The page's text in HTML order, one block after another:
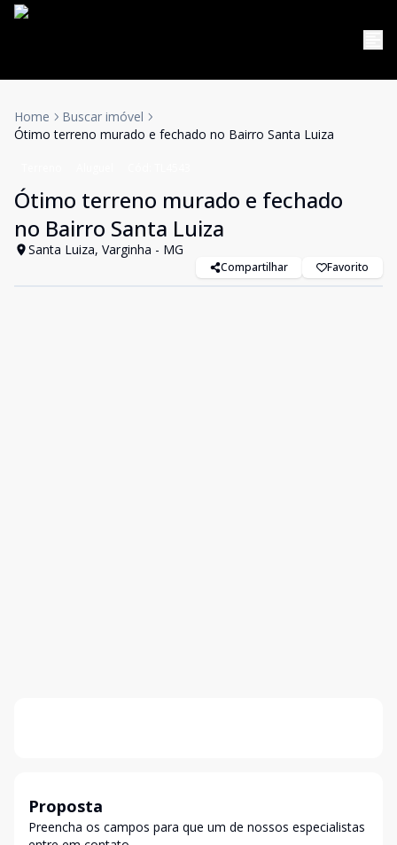
Home
Buscar imóvel
Ótimo terreno murado e fechado no Bairro Santa Luiza
Ótimo terreno murado e fechado
no Bairro Santa Luiza
Santa Luiza, Varginha - MG
Compartilhar Favorito
Proposta
Preencha os campos para que um de nossos especialistas